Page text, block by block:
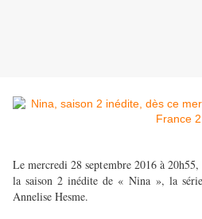
Le mercredi 28 septembre 2016 à
la saison 2 inédite de « Nina », la
Annelise Hesme.